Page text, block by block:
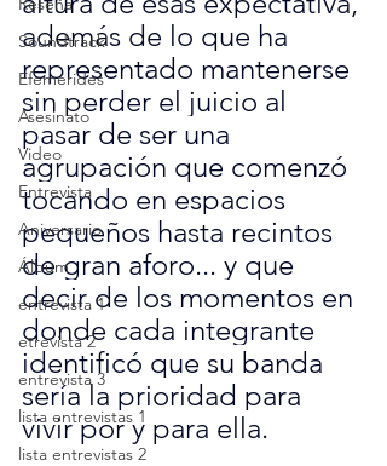
Soundtrack
Efemérides
Asesinato
Video
Entrevista
Aniversario
Álbum
entrevista 1
etrevista 2
entrevista 3
lista entrevistas 1
lista entrevistas 2
además de lo que ha
representado mantenerse
sin perder el juicio al
pasar de ser una
agrupación que comenzó
tocando en espacios
pequeños hasta recintos
de gran aforo... y que
decir de los momentos en
donde cada integrante
identificó que su banda
sería la prioridad para
vivir por y para ella.